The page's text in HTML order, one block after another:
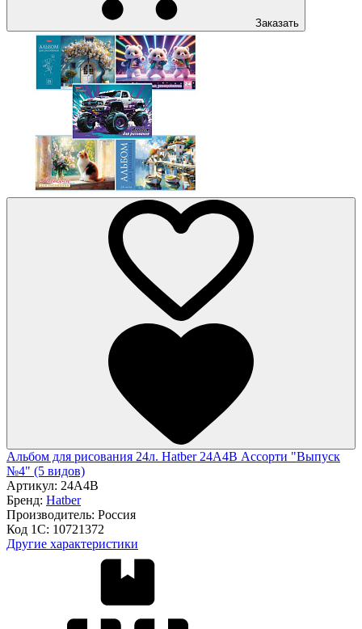
Заказать
Альбом для рисования 24л. Hatber 24А4В Ассорти "Выпуск
№4" (5 видов)
Артикул: 24А4В
Бренд: Hatber
Производитель: Россия
Код 1С: 10721372
Другие характеристики